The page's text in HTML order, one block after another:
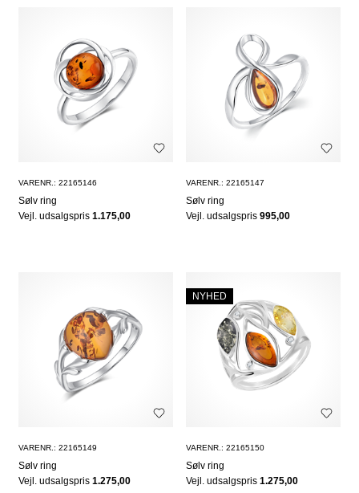
VARENR.: 22165146
Sølv ring
Vejl. udsalgspris 1.175,00
VARENR.: 22165147
Sølv ring
Vejl. udsalgspris995,00
VARENR.: 22165149
Sølv ring
Vejl. udsalgspris 1.275,00
NYHED
VARENR.: 22165150
Sølv ring
Vejl. udsalgspris1.275,00